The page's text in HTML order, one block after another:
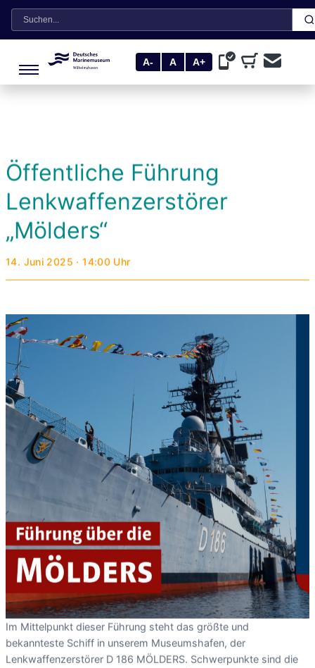
Suche
A- A A+
Öffentliche Führung
Lenkwaffenzerstörer
„Mölders“
14. Juni 2025 · 14:00 Uhr
Im Mittelpunkt dieser Führung steht das größte und
bekannteste Schiff in unserem Museumshafen, der
Lenkwaffenzerstörer D 186 MÖLDERS. Schwerpunkte sind die